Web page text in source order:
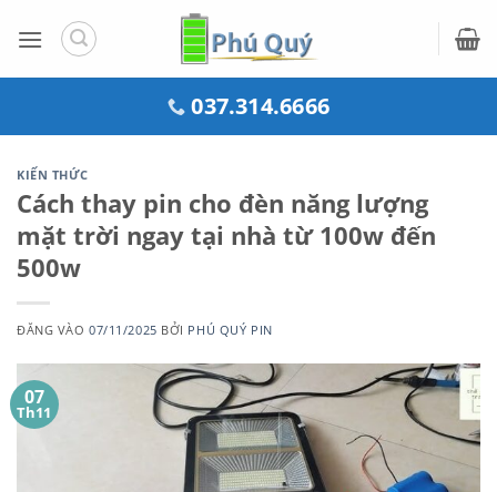
qua
037.314.6666
KIẾN THỨC
Cách thay pin cho đèn năng lượng
mặt trời ngay tại nhà từ 100w đến
500w
ĐĂNG VÀO07/11/2025 BỞI PHÚ QUÝ PIN
07
Th11